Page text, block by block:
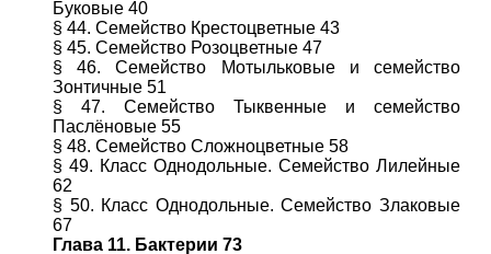
Буковые 40
§ 44. Семейство Крестоцветные 43
§ 45. Семейство Розоцветные 47
§ 46. Семейство Мотыльковые и семейство
Зонтичные 51
§ 47. Семейство Тыквенные и семейство
Паслёновые 55
§ 48. Семейство Сложноцветные 58
§ 49. Класс Однодольные. Семейство Лилейные
62
§ 50. Класс Однодольные. Семейство Злаковые
67
Глава 11. Бактерии 73